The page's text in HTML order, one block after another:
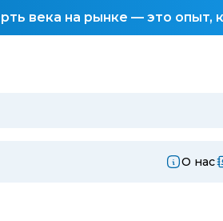
века на рынке — это опыт,
О нас